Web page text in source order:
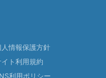
人情報保護方針
イト利用規約
利用ポリシー